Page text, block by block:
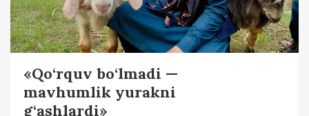
«Qo‘rquv bo‘lmadi —
mavhumlik yurakni
g‘ashlardi»